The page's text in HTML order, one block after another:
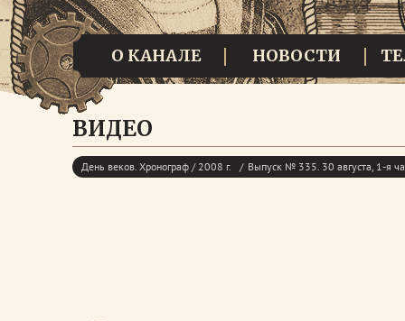
О КАНАЛЕ НОВОСТИ
ВИДЕО
День веков. Хронограф / 2008 г. Выпуск № 335. 30 августа, 1-я